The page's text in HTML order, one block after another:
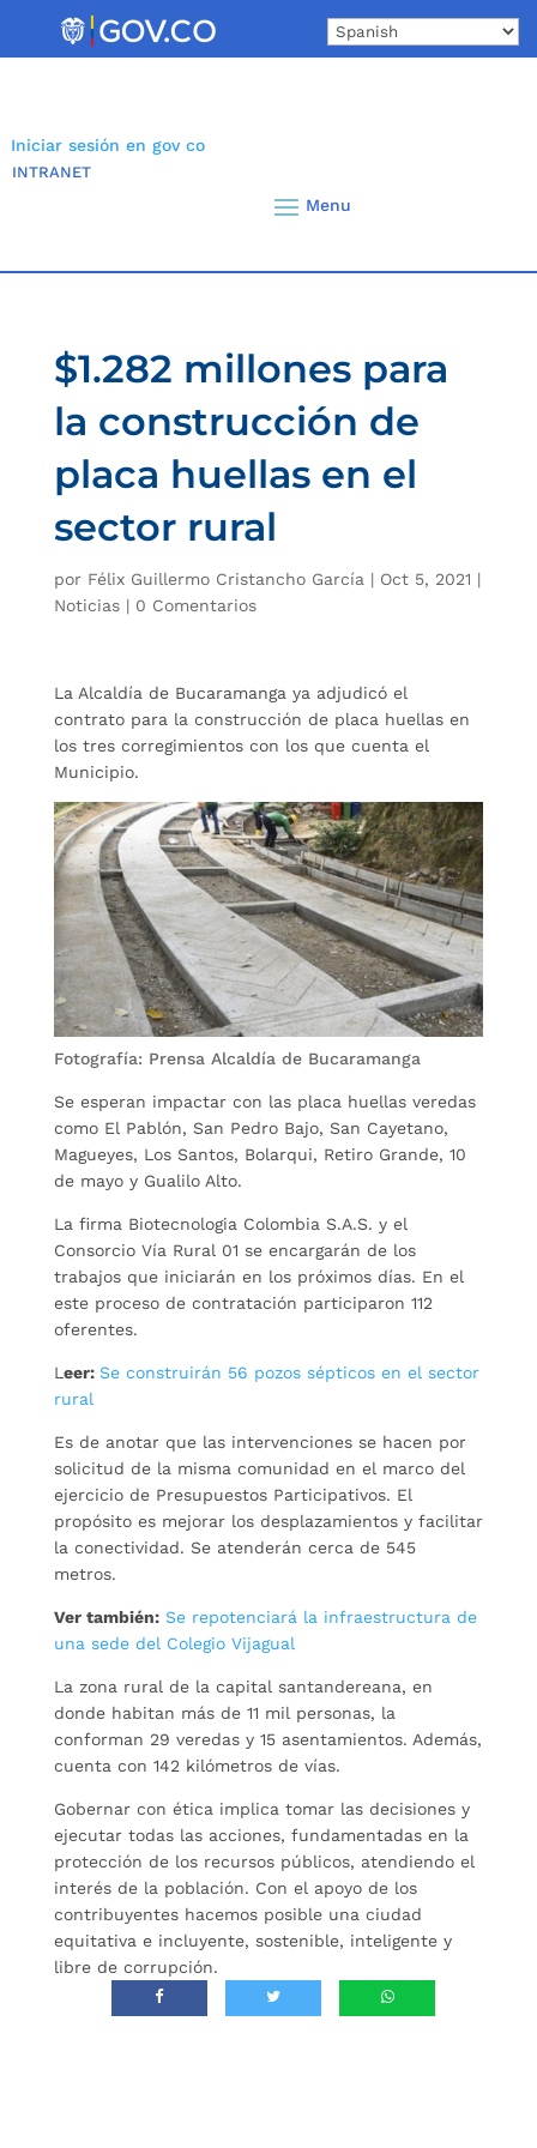
Iniciar sesión en gov co
INTRANET
$1.282 millones para
la construcción de
placa huellas en el
sector rural
por Félix Guillermo Cristancho García | Oct 5, 2021 |
Noticias| 0 Comentarios
La Alcaldía de Bucaramanga ya adjudicó el
contrato para la construcción de placa huellas en
los tres corregimientos con los que cuenta el
Municipio.
Fotografía: Prensa Alcaldía de Bucaramanga
Se esperan impactar con las placa huellas veredas
como El Pablón, San Pedro Bajo, San Cayetano,
Magueyes, Los Santos, Bolarqui, Retiro Grande, 10
de mayo y Gualilo Alto.
La firma Biotecnologia Colombia S.A.S. y el
Consorcio Vía Rural 01 se encargarán de los
trabajos que iniciarán en los próximos días. En el
este proceso de contratación participaron 112
oferentes.
L eer: Se construirán 56 pozos sépticos en el sector
rural
Es de anotar que las intervenciones se hacen por
solicitud de la misma comunidad en el marco del
ejercicio de Presupuestos Participativos. El
propósito es mejorar los desplazamientos y facilitar
la conectividad. Se atenderán cerca de 545
metros.
Ver también: Se repotenciará la infraestructura de
una sede del Colegio Vijagual
La zona rural de la capital santandereana, en
donde habitan más de 11 mil personas, la
conforman 29 veredas y 15 asentamientos. Además,
cuenta con 142 kilómetros de vías.
Gobernar con ética implica tomar las decisiones y
ejecutar todas las acciones, fundamentadas en la
protección de los recursos públicos, atendiendo el
interés de la población. Con el apoyo de los
contribuyentes hacemos posible una ciudad
equitativa e incluyente, sostenible, inteligente y
libre de corrupción.